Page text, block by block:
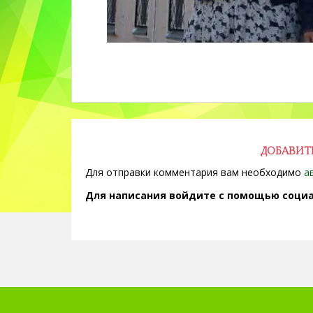
Для отправки комментария вам необходимо
Для написания войдите с помощью